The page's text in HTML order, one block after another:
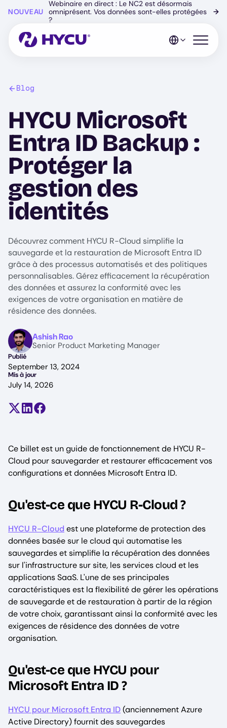
content
NOUVEAU
Webinaire en direct : Le NC2 est désormais
omniprésent. Vos données sont-elles protégées
?
→
Open
Blog
HYCU Microsoft
Entra ID Backup :
Protéger la
gestion des
identités
Découvrez comment HYCU R-Cloud simplifie la
sauvegarde et la restauration de Microsoft Entra ID
grâce à des processus automatisés et des politiques
personnalisables. Gérez efficacement la récupération
des données et assurez la conformité avec les
exigences de votre organisation en matière de
résidence des données.
ImageAshish Rao
Senior Product Marketing Manager
Publié
September 13, 2024
Mis à jour
July 14, 2026
Partager sur X (anciennement Twitter)
Partager sur LinkedIn
Partager sur Facebook
Ce billet est un guide de fonctionnement de HYCU R-
Cloud pour sauvegarder et restaurer efficacement vos
configurations et données Microsoft Entra ID.
Qu'est-ce que HYCU R-Cloud ?
HYCU R-Cloud est une plateforme de protection des
données basée sur le cloud qui automatise les
sauvegardes et simplifie la récupération des données
sur l'infrastructure sur site, les services cloud et les
applications SaaS. L'une de ses principales
caractéristiques est la flexibilité de gérer les opérations
de sauvegarde et de restauration à partir de la région
de votre choix, garantissant ainsi la conformité avec les
exigences de résidence des données de votre
organisation.
Qu'est-ce que HYCU pour
Microsoft Entra ID ?
HYCU pour Microsoft Entra ID(anciennement Azure
Active Directory) fournit des sauvegardes